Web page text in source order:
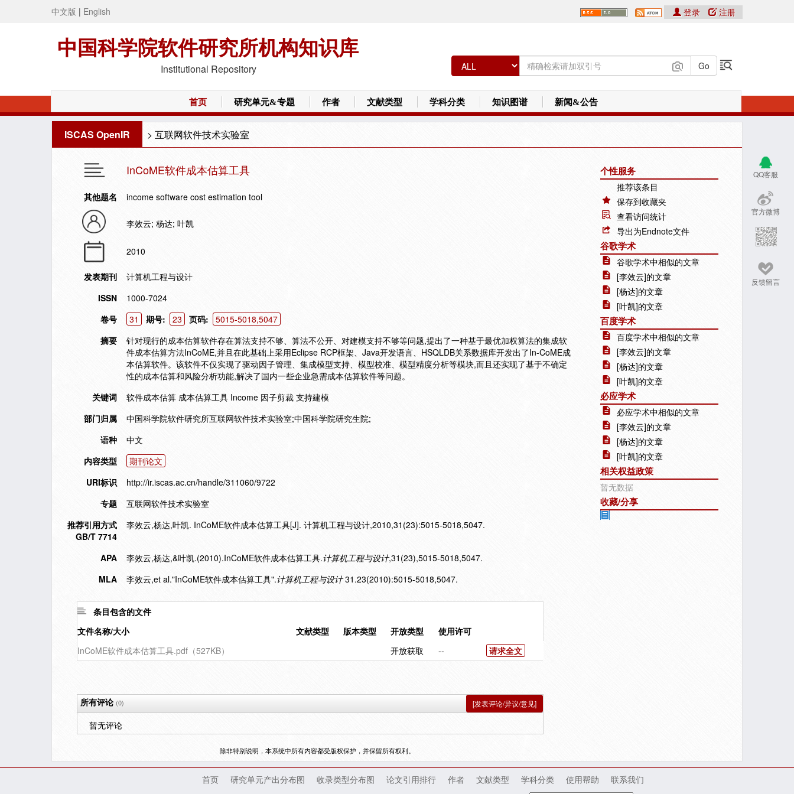
中文版 | English
中国科学院软件研究所机构知识库
Institutional Repository
登录 注册
首页 研究单元&专题 作者 文献类型 学科分类 知识图谱 新闻&公告
ISCAS OpenIR > 互联网软件技术实验室
QQ客服
官方微博
反馈留言
InCoME软件成本估算工具
其他题名 income software cost estimation tool
李效云; 杨达; 叶凯
2010
发表期刊
计算机工程与设计
ISSN
1000-7024
卷号
31 期号: 23 页码:
5015-5018,5047
摘要
针对现行的成本估算软件存在算法支持不够、算法不公开、对建模支持不够等问题,提出了一种基于最优加权算法的集成软
件成本估算方法InCoME,并且在此基础上采用Eclipse RCP框架、Java开发语言、HSQLDB关系数据库开发出了In-CoME成
本估算软件。该软件不仅实现了驱动因子管理、集成模型支持、模型校准、模型精度分析等模块,而且还实现了基于不确定
性的成本估算和风险分析功能,解决了国内一些企业急需成本估算软件等问题。
关键词
软件成本估算 成本估算工具 Income 因子剪裁 支持建模
部门归属
中国科学院软件研究所互联网软件技术实验室;中国科学院研究生院;
语种
中文
内容类型
期刊论文
URI标识
http://ir.iscas.ac.cn/handle/311060/9722
专题
互联网软件技术实验室
推荐引用方式
GB/T 7714
李效云,杨达,叶凯. InCoME软件成本估算工具[J]. 计算机工程与设计,2010,31(23):5015-5018,5047.
APA 李效云,杨达,&叶凯.(2010).InCoME软件成本估算工具.计算机工程与设计,31(23),5015-5018,5047.
MLA
李效云,et al."InCoME软件成本估算工具".计算机工程与设计31.23(2010):5015-5018,5047.
条目包含的文件
文件名称/大小
文献类型 版本类型 开放类型
使用许可
InCoME软件成本估算工具.pdf（527KB）
开放获取 -- 请求全文
个性服务
推荐该条目
保存到收藏夹
查看访问统计
导出为Endnote文件
谷歌学术
谷歌学术中相似的文章
[李效云]的文章
[杨达]的文章
[叶凯]的文章
百度学术
百度学术中相似的文章
[李效云]的文章
[杨达]的文章
[叶凯]的文章
必应学术
必应学术中相似的文章
[李效云]的文章
[杨达]的文章
[叶凯]的文章
相关权益政策
暂无数据
收藏/分享
所有评论(0) [发表评论/异议/意见]
暂无评论
除非特别说明，本系统中所有内容都受版权保护，并保留所有权利。
首页 研究单元产出分布图 收录类型分布图 论文引用排行 作者 文献类型 学科分类 使用帮助
联系我们